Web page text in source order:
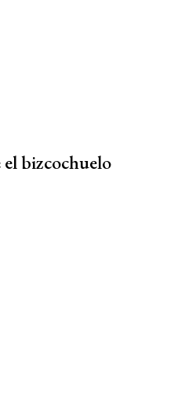
bizcochuelo